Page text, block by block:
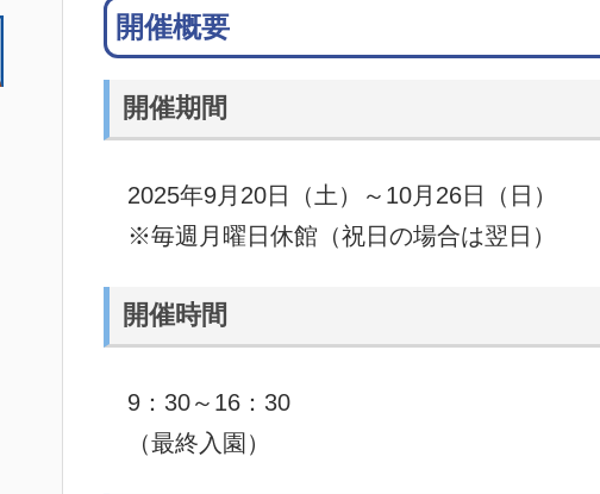
開催概要
開催期間
2025年9月20日（土）～10月26日（日）
※毎週月曜日休館（祝日の場合は翌日）
開催時間
9：30～16：30
（最終入園）